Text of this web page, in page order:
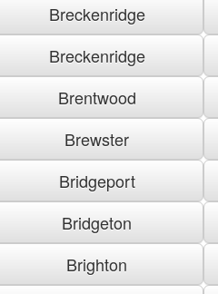
Breckenridge
Breckenridge
Brentwood
Brewster
Bridgeport
Bridgeton
Brighton